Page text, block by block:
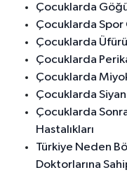
Çocuklarda
Çocuklarda
Çocuklarda
Çocuklarda
Çocuklarda
Çocuklarda
Çocuklarda
Hastalıkları
Türkiye Neden
Doktorlarına